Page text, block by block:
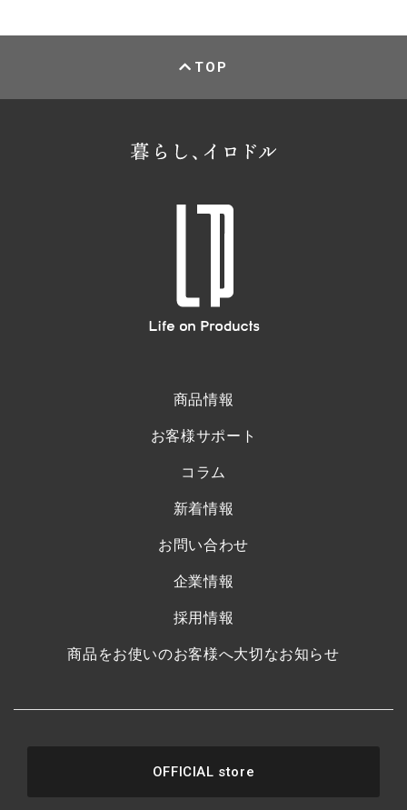
TOP
商品情報
お客様サポート
コラム
新着情報
お問い合わせ
企業情報
採用情報
商品をお使いのお客様へ大切なお知らせ
OFFICIAL store